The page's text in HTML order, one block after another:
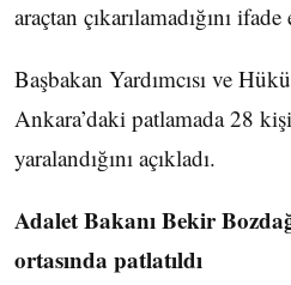
araçtan çıkarılamadığını ifade
Başbakan Yardımcısı ve
Ankara’daki patlamada 28
yaralandığını açıkladı.
Adalet Bakanı Bekir
ortasında patlatıldı